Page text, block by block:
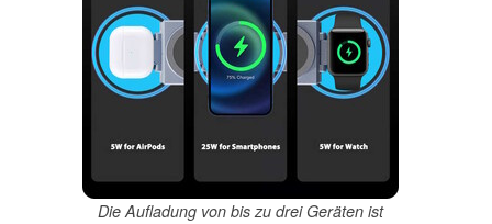
Die Aufladung von bis zu drei Geräten ist